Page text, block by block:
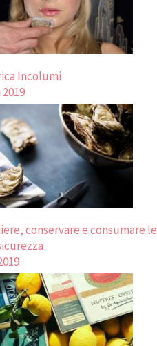
Incolumi
conservare e consumare le